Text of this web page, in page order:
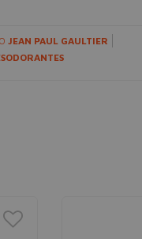
JEAN PAUL GAULTIER